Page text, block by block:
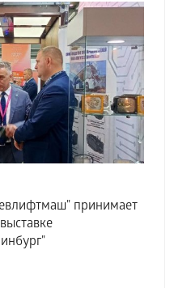
принимает